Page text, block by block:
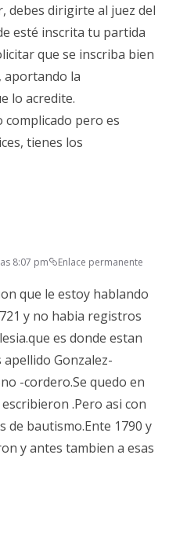
debes dirigirte al juez del
esté inscrita tu partida
que se inscriba bien
aportando la
lo acredite.
complicado pero es
tienes los
8:07 pm Enlace permanente
que le estoy hablando
y no habia registros
es donde estan
Gonzalez-
-cordero.Se quedo en
.Pero asi con
de bautismo.Ente 1790 y
y antes tambien a esas